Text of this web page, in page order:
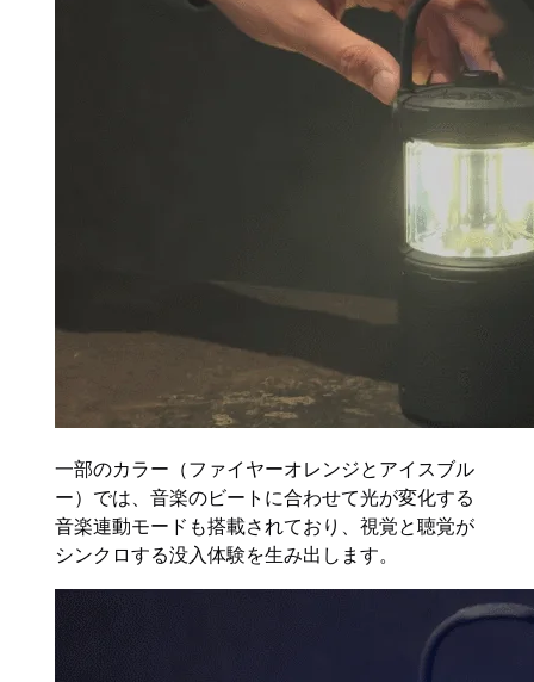
一部のカラー（ファイヤーオレンジとアイスブル
ー）では、音楽のビートに合わせて光が変化する
音楽連動モードも搭載されており、視覚と聴覚が
シンクロする没入体験を生み出します。